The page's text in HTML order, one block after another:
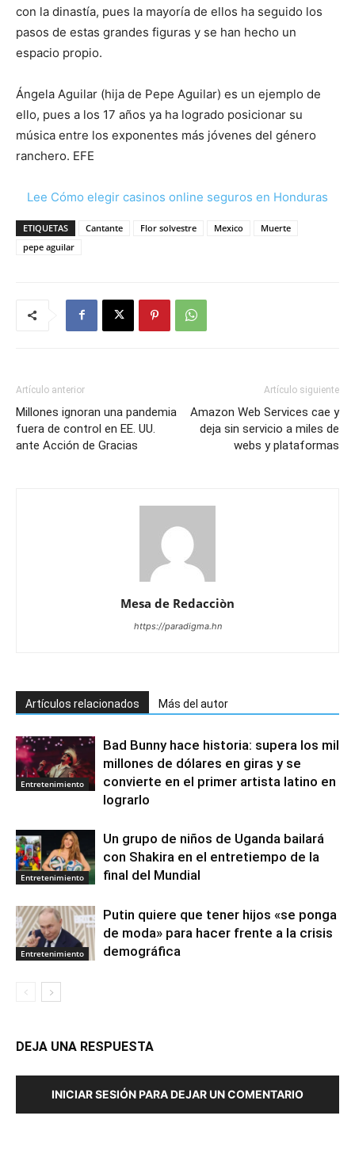
con la dinastía, pues la mayoría de ellos ha seguido los
pasos de estas grandes figuras y se han hecho un
espacio propio.
Ángela Aguilar (hija de Pepe Aguilar) es un ejemplo de
ello, pues a los 17 años ya ha logrado posicionar su
música entre los exponentes más jóvenes del género
ranchero. EFE
Lee Cómo elegir casinos online seguros en Honduras
ETIQUETAS Cantante Flor solvestre Mexico
Muerte
pepe aguilar
Artículo anterior
Millones ignoran una pandemia
fuera de control en EE. UU.
ante Acción de Gracias
Artículo siguiente
Amazon Web Services cae y
deja sin servicio a miles de
webs y plataformas
Mesa de Redacciòn
https://paradigma.hn
Artículos relacionados Más del autor
Entretenimiento
Bad Bunny hace historia: supera los mil
millones de dólares en giras y se
convierte en el primer artista latino en
lograrlo
Entretenimiento
Un grupo de niños de Uganda bailará
con Shakira en el entretiempo de la
final del Mundial
Entretenimiento
Putin quiere que tener hijos «se ponga
de moda» para hacer frente a la crisis
demográfica
DEJA UNA RESPUESTA
INICIAR SESIÓN PARA DEJAR UN COMENTARIO